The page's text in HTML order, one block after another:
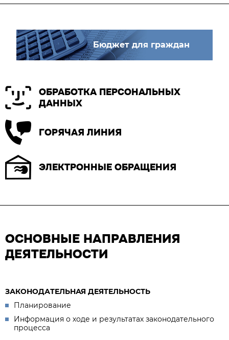
Бюджет для граждан
ОБРАБОТКА ПЕРСОНАЛЬНЫХ
ДАННЫХ
ГОРЯЧАЯ ЛИНИЯ
ЭЛЕКТРОННЫЕ ОБРАЩЕНИЯ
ОСНОВНЫЕ НАПРАВЛЕНИЯ
ДЕЯТЕЛЬНОСТИ
ЗАКОНОДАТЕЛЬНАЯ ДЕЯТЕЛЬНОСТЬ
Планирование
Информация о ходе и результатах законодательного
процесса